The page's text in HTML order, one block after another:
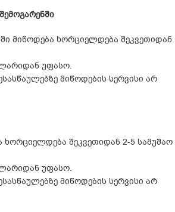
მიწოდება ხორციელდება შეკვეთიდან
უფასო.
მიწოდების სერვისი არ
ხორციელდება შეკვეთიდან 2-5 სამუშაო
უფასო.
მიწოდების სერვისი არ